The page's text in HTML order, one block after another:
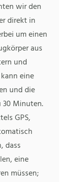
wir den
direkt in
um einen
aus
und
eine
und die
30 Minuten.
GPS,
dass
eine
müssen;